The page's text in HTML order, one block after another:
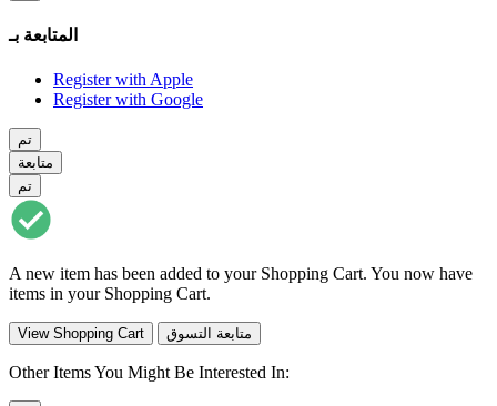
المتابعة بـ
Register with Apple
Register with Google
تم
متابعة
تم
A new item has been added to your Shopping Cart. You now have
items in your Shopping Cart.
View Shopping Cart متابعة التسوق
Other Items You Might Be Interested In: